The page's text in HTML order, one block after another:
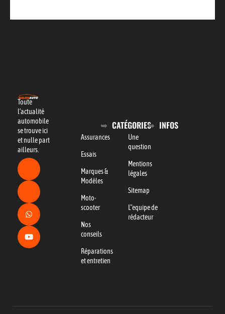
Toute
l’actualité
automobile
se trouve ici
et nulle part
ailleurs.
CATÉGORIES
Assurances
Essais
Marques &
Modèles
Moto-
scooter
Nos
conseils
Réparations
et entretien
INFOS
Une
question
Mentions
légales
Sitemap
L"equipe de
rédacteur